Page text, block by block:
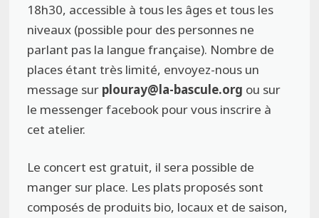
18h30, accessible à tous les âges et tous les
niveaux (possible pour des personnes ne
parlant pas la langue française). Nombre de
places étant très limité, envoyez-nous un
message sur plouray@la-bascule.org ou sur
le messenger facebook pour vous inscrire à
cet atelier.
Le concert est gratuit, il sera possible de
manger sur place. Les plats proposés sont
composés de produits bio, locaux et de saison,